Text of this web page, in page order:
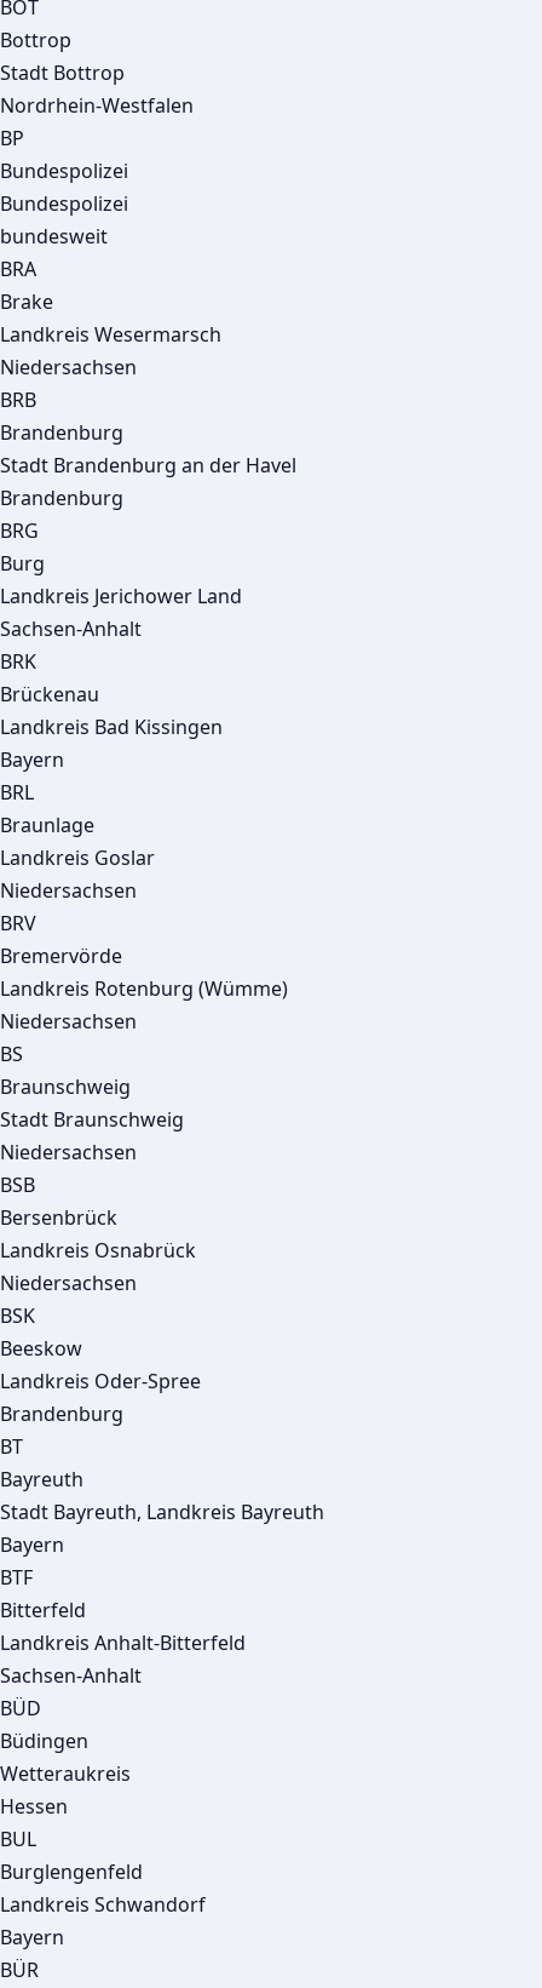
BOT
Bottrop
Stadt Bottrop
Nordrhein-Westfalen
BP
Bundespolizei
Bundespolizei
bundesweit
BRA
Brake
Landkreis Wesermarsch
Niedersachsen
BRB
Brandenburg
Stadt Brandenburg an der Havel
Brandenburg
BRG
Burg
Landkreis Jerichower Land
Sachsen-Anhalt
BRK
Brückenau
Landkreis Bad Kissingen
Bayern
BRL
Braunlage
Landkreis Goslar
Niedersachsen
BRV
Bremervörde
Landkreis Rotenburg (Wümme)
Niedersachsen
BS
Braunschweig
Stadt Braunschweig
Niedersachsen
BSB
Bersenbrück
Landkreis Osnabrück
Niedersachsen
BSK
Beeskow
Landkreis Oder-Spree
Brandenburg
BT
Bayreuth
Stadt Bayreuth, Landkreis Bayreuth
Bayern
BTF
Bitterfeld
Landkreis Anhalt-Bitterfeld
Sachsen-Anhalt
BÜD
Büdingen
Wetteraukreis
Hessen
BUL
Burglengenfeld
Landkreis Schwandorf
Bayern
BÜR